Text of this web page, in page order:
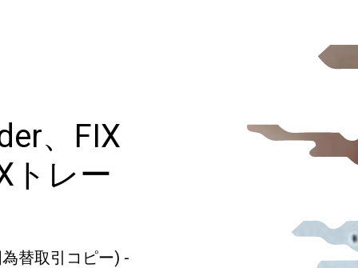
、FIX
トレー
替取引コピー) -